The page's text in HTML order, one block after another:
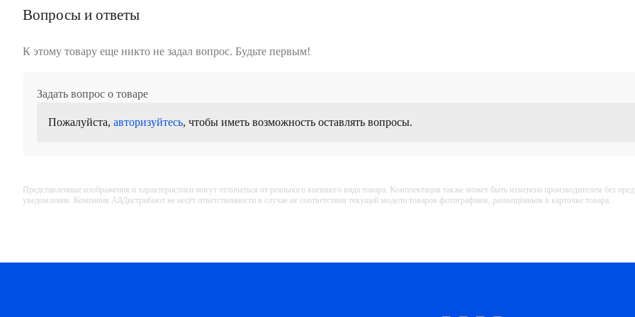
Вопросы и ответы
К этому товару еще никто не задал вопрос. Будьте первым!
Задать вопрос о товаре
Пожалуйста, авторизуйтесь, чтобы иметь возможность оставлять вопросы.
Представленные изображения и характеристики могут отличаться от реального внешнего вида товара. Комплектация также может быть изменена производителем без
уведомления. Компания АйДистрибьют не несёт ответственности в случае не соответствия текущей модели товаров фотографиям, размещённым в карточке товара.